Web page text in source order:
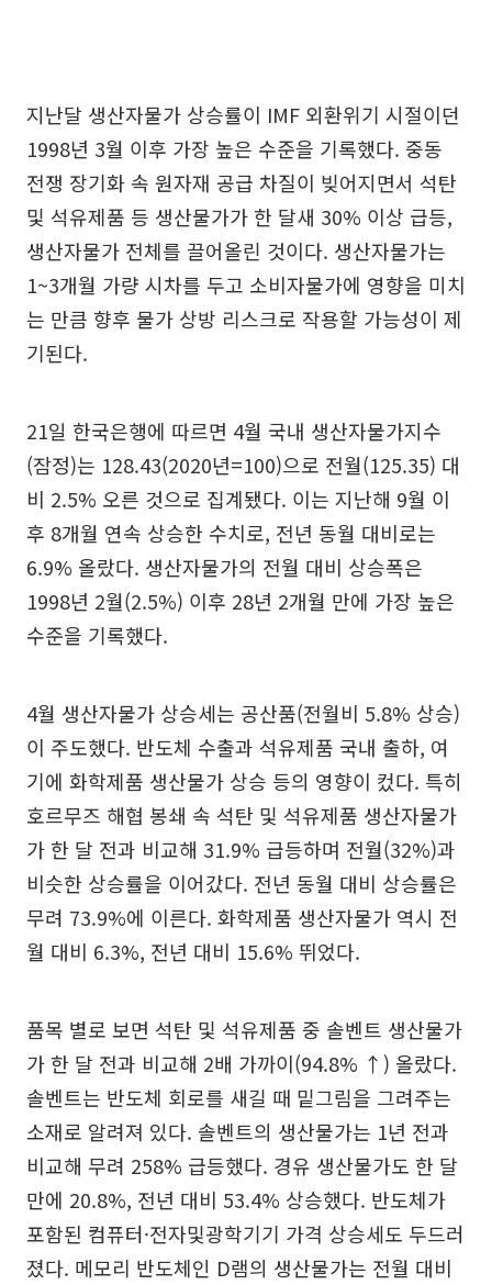
지난달 생산자물가 상승률이 IMF 외환위기 시절이던
1998년 3월 이후 가장 높은 수준을 기록했다. 중동
전쟁 장기화 속 원자재 공급 차질이 빚어지면서 석탄
및 석유제품 등 생산물가가 한 달새 30% 이상 급등,
생산자물가 전체를 끌어올린 것이다. 생산자물가는
1~3개월 가량 시차를 두고 소비자물가에 영향을 미치
는 만큼 향후 물가 상방 리스크로 작용할 가능성이 제
기된다.
21일 한국은행에 따르면 4월 국내 생산자물가지수
(잠정)는 128.43(2020년=100)으로 전월(125.35) 대
비 2.5% 오른 것으로 집계됐다. 이는 지난해 9월 이
후 8개월 연속 상승한 수치로, 전년 동월 대비로는
6.9% 올랐다. 생산자물가의 전월 대비 상승폭은
1998년 2월(2.5%) 이후 28년 2개월 만에 가장 높은
수준을 기록했다.
4월 생산자물가 상승세는 공산품(전월비 5.8% 상승)
이 주도했다. 반도체 수출과 석유제품 국내 출하, 여
기에 화학제품 생산물가 상승 등의 영향이 컸다. 특히
호르무즈 해협 봉쇄 속 석탄 및 석유제품 생산자물가
가 한 달 전과 비교해 31.9% 급등하며 전월(32%)과
비슷한 상승률을 이어갔다. 전년 동월 대비 상승률은
무려 73.9%에 이른다. 화학제품 생산자물가 역시 전
월 대비 6.3%, 전년 대비 15.6% 뛰었다.
품목 별로 보면 석탄 및 석유제품 중 솔벤트 생산물가
가 한 달 전과 비교해 2배 가까이(94.8% ↑) 올랐다.
솔벤트는 반도체 회로를 새길 때 밑그림을 그려주는
소재로 알려져 있다. 솔벤트의 생산물가는 1년 전과
비교해 무려 258% 급등했다. 경유 생산물가도 한 달
만에 20.8%, 전년 대비 53.4% 상승했다. 반도체가
포함된 컴퓨터·전자및광학기기 가격 상승세도 두드러
졌다. 메모리 반도체인 D램의 생산물가는 전월 대비